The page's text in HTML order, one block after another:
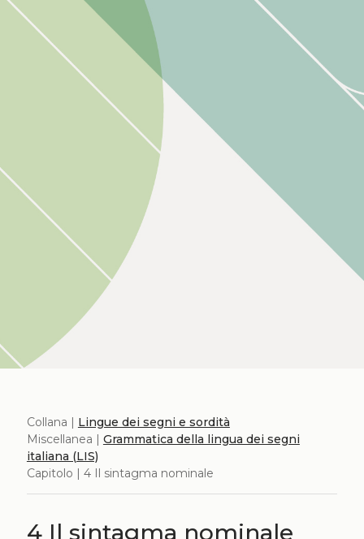
Collana | Lingue dei segni e sordità
Miscellanea | Grammatica della lingua dei segni
italiana (LIS)
Capitolo | 4 Il sintagma nominale
4 Il sintagma nominale